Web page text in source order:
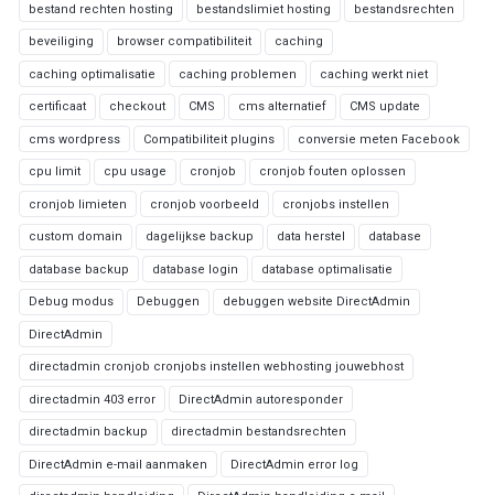
bestand rechten hosting bestandslimiet hosting bestandsrechten
beveiliging browser compatibiliteit caching
caching optimalisatie caching problemen caching werkt niet
certificaat checkout CMS cms alternatief CMS update
cms wordpress Compatibiliteit plugins conversie meten Facebook
cpu limit cpu usage cronjob cronjob fouten oplossen
cronjob limieten cronjob voorbeeld cronjobs instellen
custom domain dagelijkse backup data herstel database
database backup database login database optimalisatie
Debug modus Debuggen debuggen website DirectAdmin
DirectAdmin
directadmin cronjob cronjobs instellen webhosting jouwebhost
directadmin 403 error DirectAdmin autoresponder
directadmin backup directadmin bestandsrechten
DirectAdmin e-mail aanmaken DirectAdmin error log